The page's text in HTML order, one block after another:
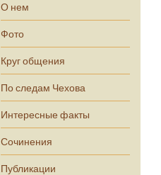
О нем
Фото
Круг общения
По следам Чехова
Интересные факты
Сочинения
Публикации